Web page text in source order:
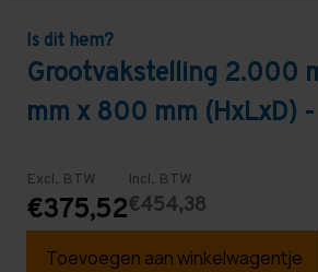
Is dit hem?
Grootvakstelling 2.000
mm x 800 mm (HxLxD)
Excl. BTW
€375,52
Incl. BTW
€454,38
Toevoegen aan winkelwagentje